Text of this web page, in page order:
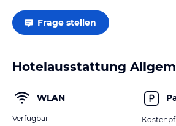
Frage stellen
Hotelausstattung
WLAN
Verfügbar